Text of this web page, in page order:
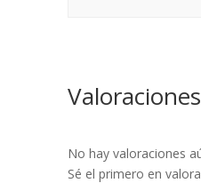
Valoraciones
No hay valoraciones
Sé el primero en